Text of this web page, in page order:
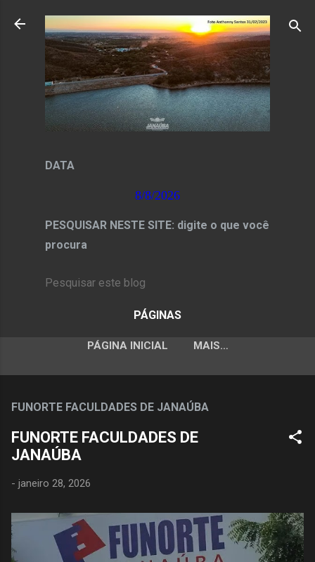
Pular para o conteúdo principal
DATA
8/8/2026
PESQUISAR NESTE SITE: digite o que você
procura
PÁGINAS
PÁGINA INICIAL MAIS…
FUNORTE FACULDADES DE JANAÚBA
FUNORTE FACULDADES DE
JANAÚBA
- janeiro 28, 2026